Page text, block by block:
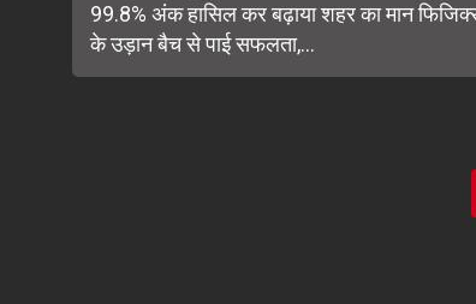
99.8% अंक हासिल कर बढ़ाया शहर का मान
के उड़ान बैच से पाई सफलता,...